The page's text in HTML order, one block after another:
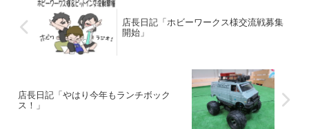
店長日記「ホビーワークス様交流戦募集
開始」
店長日記「やはり今年もランチボック
ス！」